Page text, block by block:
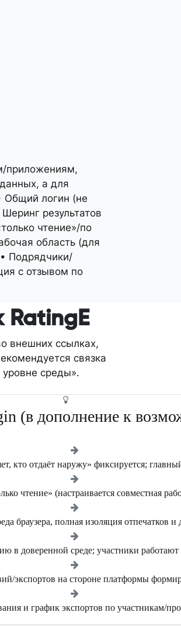
приложениям,
а для
Общий логин (не
результатов
чтение»/по
область (для
Подрядчики/
с отзывом по
RatingE
внешних ссылках,
связка
среды».
(в дополнение к
кто отдаёт наружу» фиксируется;
(настраивается совместная
браузера, полная изоляция отпечатков
в доверенной среде; участники
экспортов на стороне платформы
и график экспортов по участникам/